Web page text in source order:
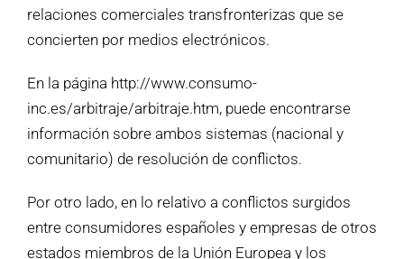
relaciones comerciales transfronterizas que se
concierten por medios electrónicos.
En la página http://www.consumo-
inc.es/arbitraje/arbitraje.htm, puede encontrarse
información sobre ambos sistemas (nacional y
comunitario) de resolución de conflictos.
Por otro lado, en lo relativo a conflictos surgidos
entre consumidores españoles y empresas de otros
estados miembros de la Unión Europea y los